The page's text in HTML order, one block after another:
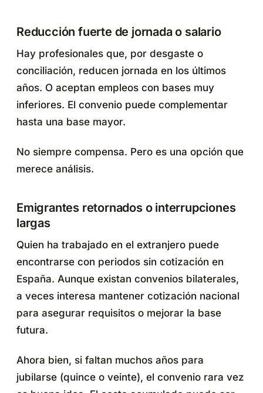
Reducción fuerte de jornada o salario
Hay profesionales que, por desgaste o
conciliación, reducen jornada en los últimos
años. O aceptan empleos con bases muy
inferiores. El convenio puede complementar
hasta una base mayor.
No siempre compensa. Pero es una opción que
merece análisis.
Emigrantes retornados o interrupciones
largas
Quien ha trabajado en el extranjero puede
encontrarse con periodos sin cotización en
España. Aunque existan convenios bilaterales,
a veces interesa mantener cotización nacional
para asegurar requisitos o mejorar la base
futura.
Ahora bien, si faltan muchos años para
jubilarse (quince o veinte), el convenio rara vez